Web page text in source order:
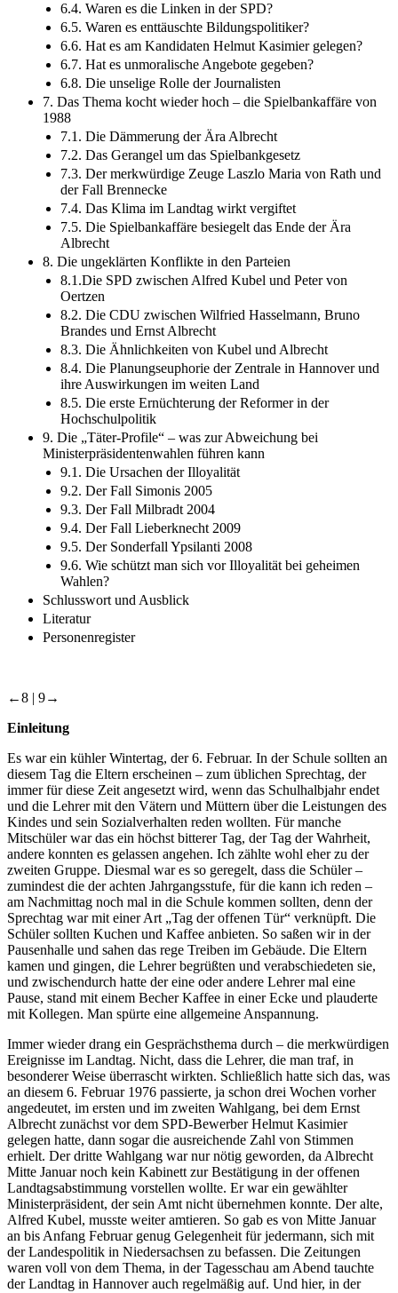
6.4. Waren es die Linken in der SPD?
6.5. Waren es enttäuschte Bildungspolitiker?
6.6. Hat es am Kandidaten Helmut Kasimier gelegen?
6.7. Hat es unmoralische Angebote gegeben?
6.8. Die unselige Rolle der Journalisten
7. Das Thema kocht wieder hoch – die Spielbankaffäre von
1988
7.1. Die Dämmerung der Ära Albrecht
7.2. Das Gerangel um das Spielbankgesetz
7.3. Der merkwürdige Zeuge Laszlo Maria von Rath und
der Fall Brennecke
7.4. Das Klima im Landtag wirkt vergiftet
7.5. Die Spielbankaffäre besiegelt das Ende der Ära
Albrecht
8. Die ungeklärten Konflikte in den Parteien
8.1.Die SPD zwischen Alfred Kubel und Peter von
Oertzen
8.2. Die CDU zwischen Wilfried Hasselmann, Bruno
Brandes und Ernst Albrecht
8.3. Die Ähnlichkeiten von Kubel und Albrecht
8.4. Die Planungseuphorie der Zentrale in Hannover und
ihre Auswirkungen im weiten Land
8.5. Die erste Ernüchterung der Reformer in der
Hochschulpolitik
9. Die „Täter-Profile“ – was zur Abweichung bei
Ministerpräsidentenwahlen führen kann
9.1. Die Ursachen der Illoyalität
9.2. Der Fall Simonis 2005
9.3. Der Fall Milbradt 2004
9.4. Der Fall Lieberknecht 2009
9.5. Der Sonderfall Ypsilanti 2008
9.6. Wie schützt man sich vor Illoyalität bei geheimen
Wahlen?
Schlusswort und Ausblick
Literatur
Personenregister
←8 | 9→
Einleitung
Es war ein kühler Wintertag, der 6. Februar. In der Schule sollten an
diesem Tag die Eltern erscheinen – zum üblichen Sprechtag, der
immer für diese Zeit angesetzt wird, wenn das Schulhalbjahr endet
und die Lehrer mit den Vätern und Müttern über die Leistungen des
Kindes und sein Sozialverhalten reden wollten. Für manche
Mitschüler war das ein höchst bitterer Tag, der Tag der Wahrheit,
andere konnten es gelassen angehen. Ich zählte wohl eher zu der
zweiten Gruppe. Diesmal war es so geregelt, dass die Schüler –
zumindest die der achten Jahrgangsstufe, für die kann ich reden –
am Nachmittag noch mal in die Schule kommen sollten, denn der
Sprechtag war mit einer Art „Tag der offenen Tür“ verknüpft. Die
Schüler sollten Kuchen und Kaffee anbieten. So saßen wir in der
Pausenhalle und sahen das rege Treiben im Gebäude. Die Eltern
kamen und gingen, die Lehrer begrüßten und verabschiedeten sie,
und zwischendurch hatte der eine oder andere Lehrer mal eine
Pause, stand mit einem Becher Kaffee in einer Ecke und plauderte
mit Kollegen. Man spürte eine allgemeine Anspannung.
Immer wieder drang ein Gesprächsthema durch – die merkwürdigen
Ereignisse im Landtag. Nicht, dass die Lehrer, die man traf, in
besonderer Weise überrascht wirkten. Schließlich hatte sich das, was
an diesem 6. Februar 1976 passierte, ja schon drei Wochen vorher
angedeutet, im ersten und im zweiten Wahlgang, bei dem Ernst
Albrecht zunächst vor dem SPD-Bewerber Helmut Kasimier
gelegen hatte, dann sogar die ausreichende Zahl von Stimmen
erhielt. Der dritte Wahlgang war nur nötig geworden, da Albrecht
Mitte Januar noch kein Kabinett zur Bestätigung in der offenen
Landtagsabstimmung vorstellen wollte. Er war ein gewählter
Ministerpräsident, der sein Amt nicht übernehmen konnte. Der alte,
Alfred Kubel, musste weiter amtieren. So gab es von Mitte Januar
an bis Anfang Februar genug Gelegenheit für jedermann, sich mit
der Landespolitik in Niedersachsen zu befassen. Die Zeitungen
waren voll von dem Thema, in der Tagesschau am Abend tauchte
der Landtag in Hannover auch regelmäßig auf. Und hier, in der